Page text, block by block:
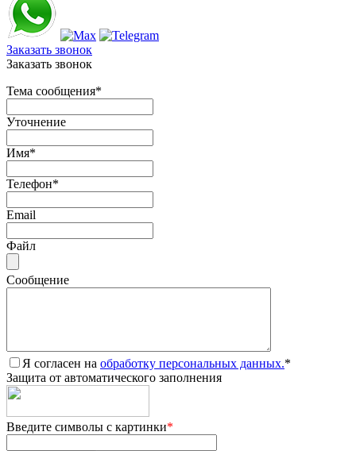
Заказать звонок
Заказать звонок
Тема сообщения*
Уточнение
Имя*
Телефон*
Email
Файл
Сообщение
Я согласен на обработку персональных данных.*
Защита от автоматического заполнения
Введите символы с картинки*